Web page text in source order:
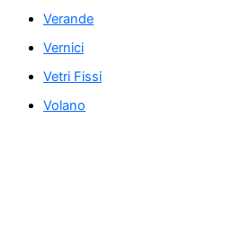
Verande
Vernici
Vetri Fissi
Volano